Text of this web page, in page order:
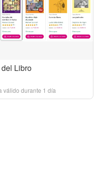
Libro
válido durante 1 día